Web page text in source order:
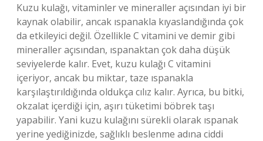
Kuzu kulağı, vitaminler ve mineraller açısından iyi bir
kaynak olabilir, ancak ıspanakla kıyaslandığında çok
da etkileyici değil. Özellikle C vitamini ve demir gibi
mineraller açısından, ıspanaktan çok daha düşük
seviyelerde kalır. Evet, kuzu kulağı C vitamini
içeriyor, ancak bu miktar, taze ıspanakla
karşılaştırıldığında oldukça cılız kalır. Ayrıca, bu bitki,
okzalat içerdiği için, aşırı tüketimi böbrek taşı
yapabilir. Yani kuzu kulağını sürekli olarak ıspanak
yerine yediğinizde, sağlıklı beslenme adına ciddi